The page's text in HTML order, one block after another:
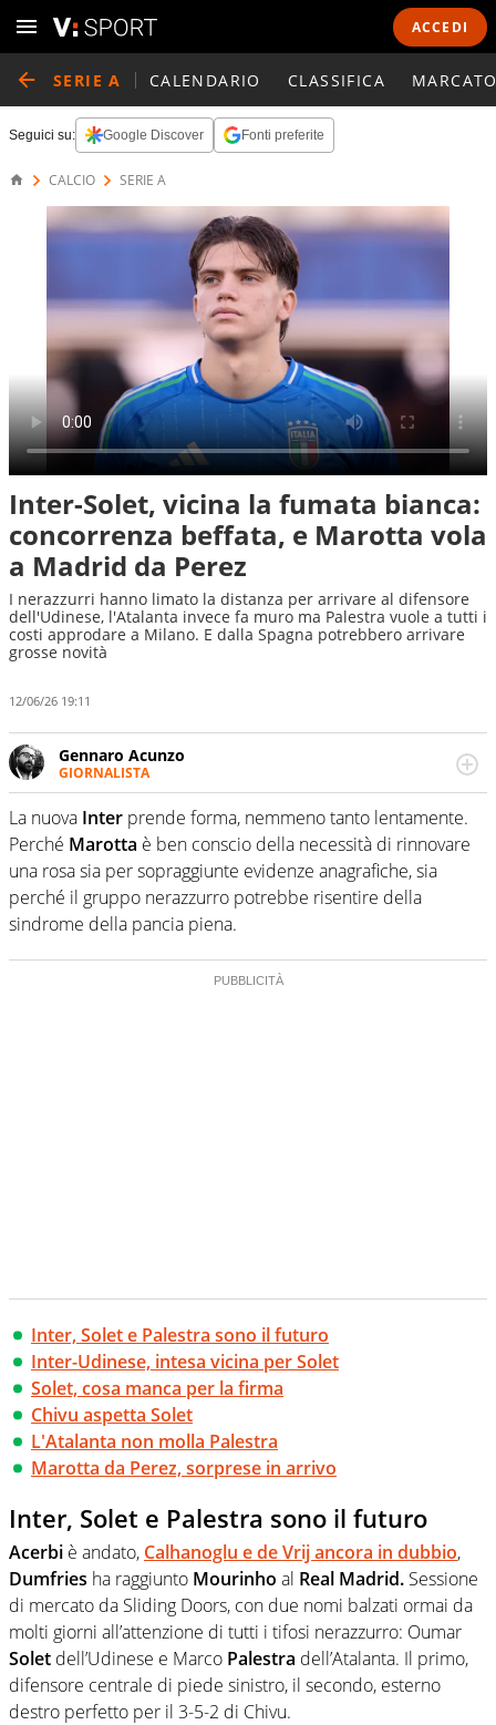
ACCEDI
SERIE A CALENDARIO CLASSIFICA
Seguici su: Google Discover Fonti preferite
CALCIO SERIE A
Inter-Solet, vicina la fumata bianca:
concorrenza beffata, e Marotta vola
a Madrid da Perez
I nerazzurri hanno limato la distanza per arrivare al difensore
dell'Udinese, l'Atalanta invece fa muro ma Palestra vuole a tutti i
costi approdare a Milano. E dalla Spagna potrebbero arrivare
grosse novità
12/06/26 19:11
Gennaro Acunzo
GIORNALISTA
Giornalista (a volte) per professione, scrittore (spesso) per
diletto: i due concetti sono interscambiabili a piacere, ma
con moderazione. Scrive di calcio, musica, libri, ma a
volte fa anche cose serie.
La nuova Inter prende forma, nemmeno tanto lentamente.
Perché Marotta è ben conscio della necessità di rinnovare
una rosa sia per sopraggiunte evidenze anagrafiche, sia
perché il gruppo nerazzurro potrebbe risentire della
sindrome della pancia piena.
Inter, Solet e Palestra sono il futuro
Inter-Udinese, intesa vicina per Solet
Solet, cosa manca per la firma
Chivu aspetta Solet
L'Atalanta non molla Palestra
Marotta da Perez, sorprese in arrivo
Inter, Solet e Palestra sono il futuro
Acerbi è andato, Calhanoglu e de Vrij ancora in dubbio,
Dumfries ha raggiunto Mourinho al Real Madrid. Sessione
di mercato da Sliding Doors, con due nomi balzati ormai da
molti giorni all’attenzione di tutti i tifosi nerazzurro: Oumar
Solet dell’Udinese e Marco Palestra dell’Atalanta. Il primo,
difensore centrale di piede sinistro, il secondo, esterno
destro perfetto per il 3-5-2 di Chivu.